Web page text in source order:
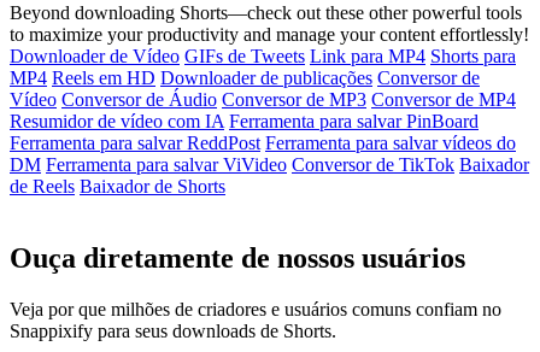
Beyond downloading Shorts—check out these other powerful tools
to maximize your productivity and manage your content effortlessly!
Downloader de Vídeo GIFs de Tweets Link para MP4 Shorts para
MP4 Reels em HD Downloader de publicações Conversor de
Vídeo Conversor de Áudio Conversor de MP3 Conversor de MP4
Resumidor de vídeo com IA Ferramenta para salvar PinBoard
Ferramenta para salvar ReddPost Ferramenta para salvar vídeos do
DM Ferramenta para salvar ViVideo Conversor de TikTok Baixador
de Reels Baixador de Shorts
Ouça diretamente de nossos usuários
Veja por que milhões de criadores e usuários comuns confiam no
Snappixify para seus downloads de Shorts.